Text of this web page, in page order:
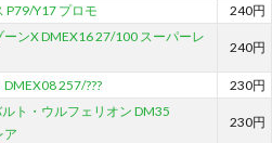
P79/Y17 プロモ 240円
ンX DMEX16 27/100 スーパーレ
240円
257/??? 230円
ト・ウルフェリオン DM35
ア
230円